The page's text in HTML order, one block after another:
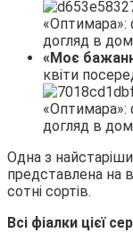
«Моє
квіти
Одна з
представлена на
сотні сортів.
Всі фіалки цієї